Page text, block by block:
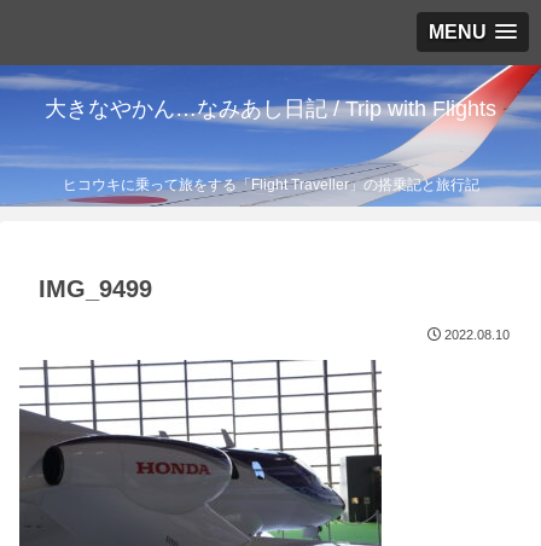
MENU
大きなやかん…なみあし日記 / Trip with Flights
ヒコウキに乗って旅をする「Flight Traveller」の搭乗記と旅行記
IMG_9499
2022.08.10